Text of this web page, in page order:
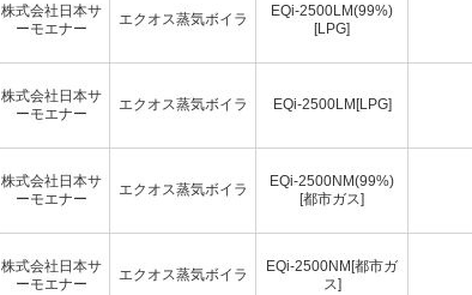
株式会社日本サ
ーモエナー
エクオス蒸気ボイラ
EQi-2500LM(99%)
[LPG]
株式会社日本サ
ーモエナー
エクオス蒸気ボイラ EQi-2500LM[LPG]
株式会社日本サ
ーモエナー
エクオス蒸気ボイラ
EQi-2500NM(99%)
[都市ガス]
株式会社日本サ
ーモエナー
エクオス蒸気ボイラ
EQi-2500NM[都市ガ
ス]